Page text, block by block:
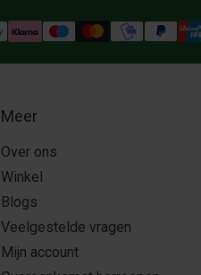
Meer
Over ons
Winkel
Blogs
Veelgestelde vragen
Mijn account